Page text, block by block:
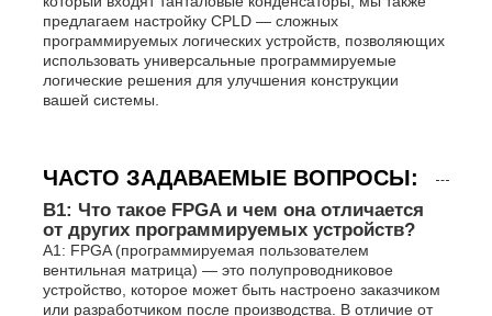
предлагаем настройку CPLD — сложных
программируемых логических устройств, позволяющих
использовать универсальные программируемые
логические решения для улучшения конструкции
вашей системы.
ЧАСТО ЗАДАВАЕМЫЕ ВОПРОСЫ:
В1: Что такое FPGA и чем она отличается
от других программируемых устройств?
A1: FPGA (программируемая пользователем
вентильная матрица) — это полупроводниковое
устройство, которое может быть настроено заказчиком
или разработчиком после производства. В отличие от